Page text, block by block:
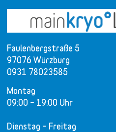
Faulenbergstraße 5
97076 Würzburg
0931 78023585
Montag
09:00 – 19:00 Uhr
Dienstag – Freitag